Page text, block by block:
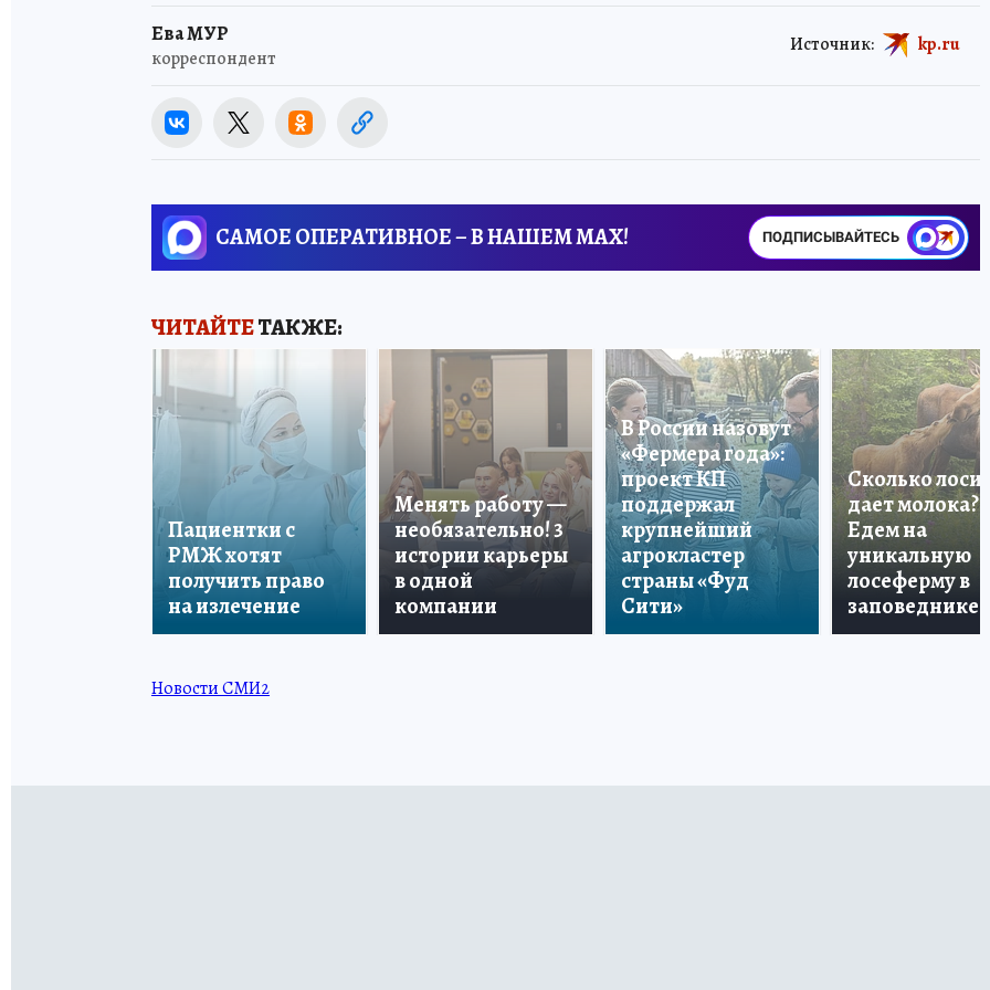
Ева МУР
корреспондент
Источник: kp.ru
САМОЕ ОПЕРАТИВНОЕ – В НАШЕМ MAX! ПОДПИСЫВАЙТЕСЬ
ЧИТАЙТЕТАКЖЕ:
Пациентки с
РМЖ хотят
получить право
на излечение
Менять работу —
необязательно! 3
истории карьеры
в одной
компании
В России назовут
«Фермера года»:
проект КП
поддержал
крупнейший
агрокластер
страны «Фуд
Сити»
Сколько
дает молока?
Едем на
уникальную
лосеферму в
заповеднике!
Новости СМИ2